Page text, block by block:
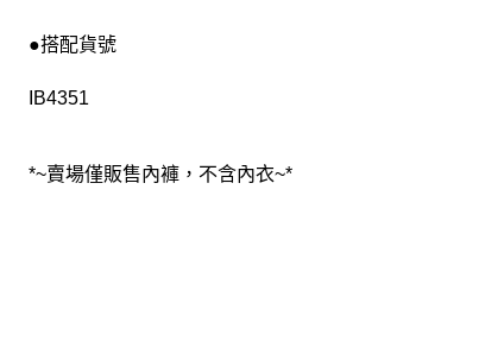
●搭配貨號
IB4351
*~賣場僅販售內褲，不含內衣~*